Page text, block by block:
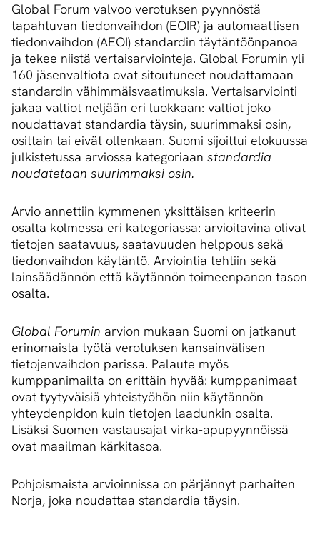
Global Forum valvoo verotuksen pyynnöstä
tapahtuvan tiedonvaihdon (EOIR) ja automaattisen
tiedonvaihdon (AEOI) standardin täytäntöönpanoa
ja tekee niistä vertaisarviointeja. Global Forumin yli
160 jäsenvaltiota ovat sitoutuneet noudattamaan
standardin vähimmäisvaatimuksia. Vertaisarviointi
jakaa valtiot neljään eri luokkaan: valtiot joko
noudattavat standardia täysin, suurimmaksi osin,
osittain tai eivät ollenkaan. Suomi sijoittui elokuussa
julkistetussa arviossa kategoriaan standardia
noudatetaan suurimmaksi osin.
Arvio annettiin kymmenen yksittäisen kriteerin
osalta kolmessa eri kategoriassa: arvioitavina olivat
tietojen saatavuus, saatavuuden helppous sekä
tiedonvaihdon käytäntö. Arviointia tehtiin sekä
lainsäädännön että käytännön toimeenpanon tason
osalta.
Global Forumin arvion mukaan Suomi on jatkanut
erinomaista työtä verotuksen kansainvälisen
tietojenvaihdon parissa. Palaute myös
kumppanimailta on erittäin hyvää: kumppanimaat
ovat tyytyväisiä yhteistyöhön niin käytännön
yhteydenpidon kuin tietojen laadunkin osalta.
Lisäksi Suomen vastausajat virka-apupyynnöissä
ovat maailman kärkitasoa.
Pohjoismaista arvioinnissa on pärjännyt parhaiten
Norja, joka noudattaa standardia täysin.